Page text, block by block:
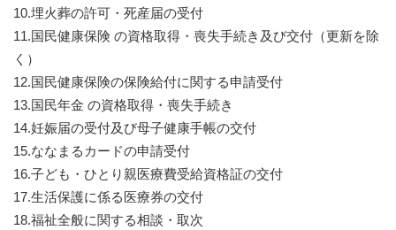
10.埋火葬の許可・死産届の受付
11.国民健康保険 の資格取得・喪失手続き及び交付（更新を除
く）
12.国民健康保険の保険給付に関する申請受付
13.国民年金 の資格取得・喪失手続き
14.妊娠届の受付及び母子健康手帳の交付
15.ななまるカードの申請受付
16.子ども・ひとり親医療費受給資格証の交付
17.生活保護に係る医療券の交付
18.福祉全般に関する相談・取次